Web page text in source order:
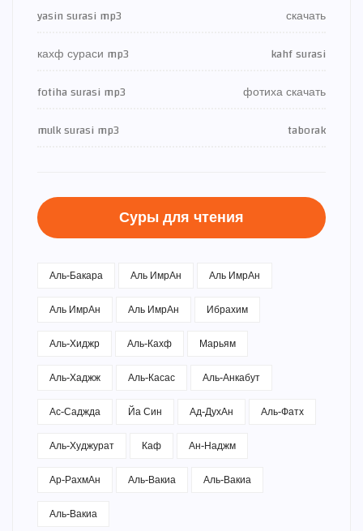
yasin surasi mp3
скачать
кахф сураси mp3
kahf surasi
fotiha surasi mp3
фотиха скачать
mulk surasi mp3
taborak
Суры для чтения
Аль-Бакара Аль ИмрАн
Аль ИмрАн
Аль ИмрАн
Аль ИмрАн
Ибрахим
Аль-Хиджр
Аль-Кахф
Марьям
Аль-Хаджж
Аль-Касас
Аль-Анкабут
Ас-Саджда
Йа Син Ад-ДухАн
Аль-Фатх
Аль-Худжурат
Каф
Ан-Наджм
Ар-РахмАн
Аль-Вакиа
Аль-Вакиа
Аль-Вакиа